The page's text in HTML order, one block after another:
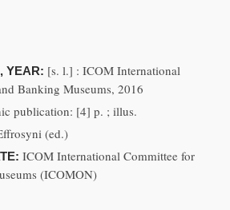
YEAR: [s. l.] : ICOM International
Banking Museums, 2016
publication: [4] p. ; illus.
(ed.)
ICOM International Committee for
(ICOMON)